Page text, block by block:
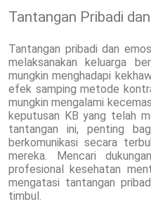
Tantangan Pribadi
Tantangan pribadi dan
melaksanakan keluarga
mungkin menghadapi
efek samping metode
mungkin mengalami
keputusan KB yang telah
tantangan ini, penting
berkomunikasi secara
mereka. Mencari
profesional kesehatan
mengatasi tantangan
timbul.